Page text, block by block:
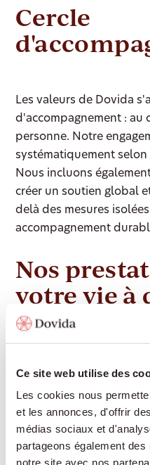
Ce site web utilise des
Les cookies nous
et les annonces, d'offrir
médias sociaux et
partageons également
notre site avec nos
Cercle
Les valeurs de Dovida
d'accompagnement : au
personne. Notre
systématiquement
Nous incluons
créer un soutien global
delà des mesures
accompagnement
Nos
votre vie à
Rizenbach
Dovida offre à
services
permettre de vivre le
façon autonome chez